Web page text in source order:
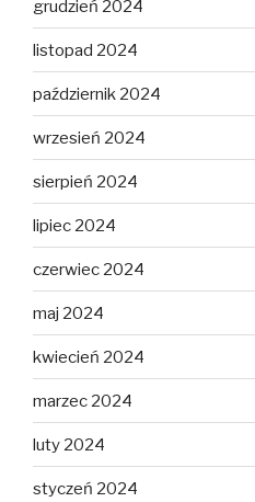
grudzień 2024
listopad 2024
październik 2024
wrzesień 2024
sierpień 2024
lipiec 2024
czerwiec 2024
maj 2024
kwiecień 2024
marzec 2024
luty 2024
styczeń 2024